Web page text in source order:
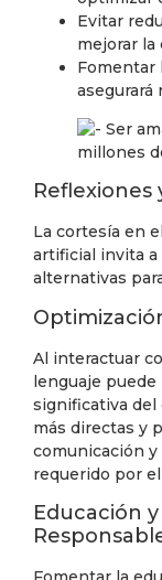
Evitar
mejorar la
Fomentar
asegurará
La cortesía en
artificial invita
alternativas
Al interactuar
lenguaje
significativa del
más directas y
comunicación
requerido por
Educación